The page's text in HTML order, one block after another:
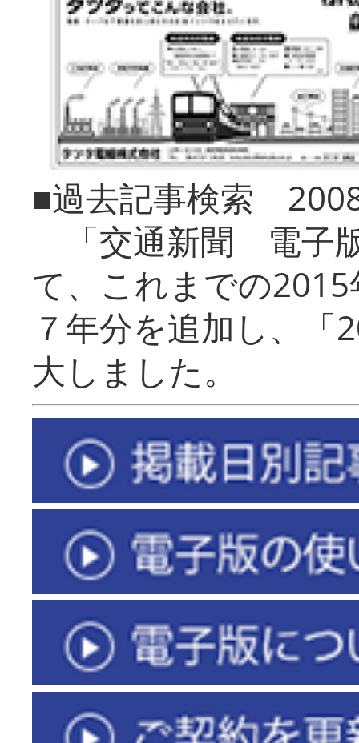
■過去記事検索
「交通新聞 電子
て、これまでの
７年分を追加し、「
大しまし